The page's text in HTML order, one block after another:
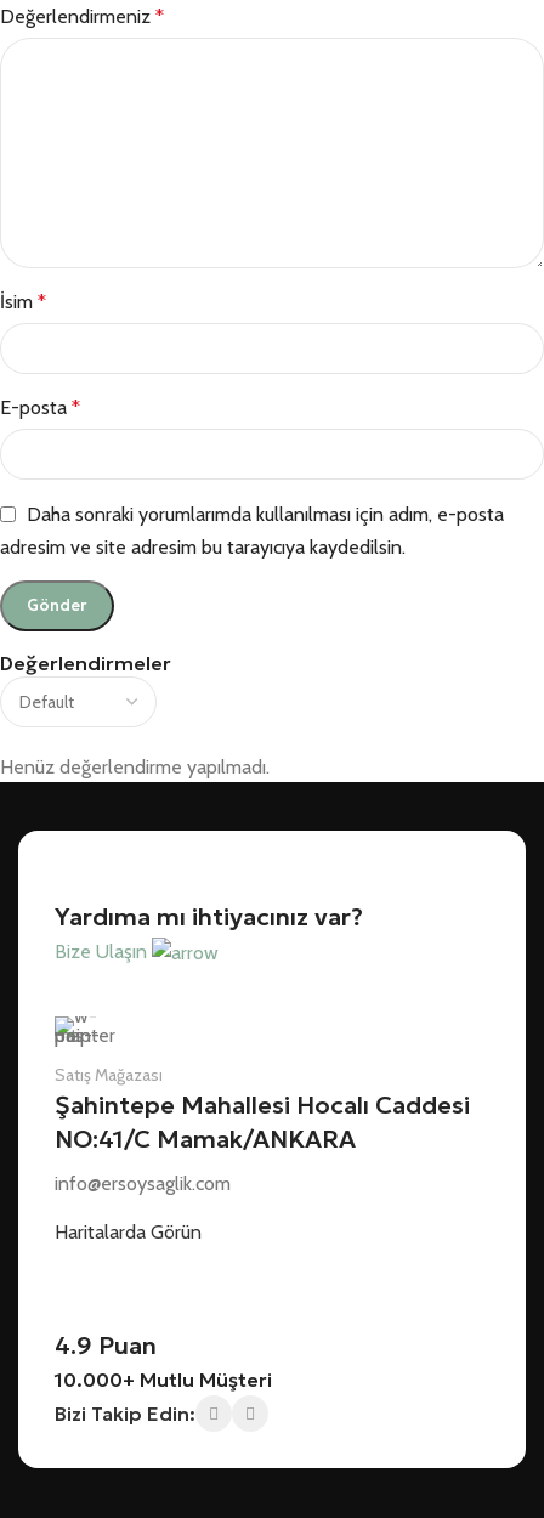
Değerlendirmeler
Henüz değerlendirme yapılmadı.
Değerlendirmeniz *
İsim *
E-posta *
Daha sonraki yorumlarımda kullanılması için adım, e-posta
adresim ve site adresim bu tarayıcıya kaydedilsin.
Yardıma mı ihtiyacınız var?
Bize Ulaşın
Satış Mağazası
Şahintepe Mahallesi Hocalı Caddesi
NO:41/C Mamak/ANKARA
info@ersoysaglik.com
Haritalarda Görün
4.9 Puan
10.000+ Mutlu Müşteri
Bizi Takip Edin: